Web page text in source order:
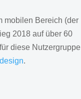
mobilen Bereich (der
2018 auf über 60
diese Nutzergruppe
.